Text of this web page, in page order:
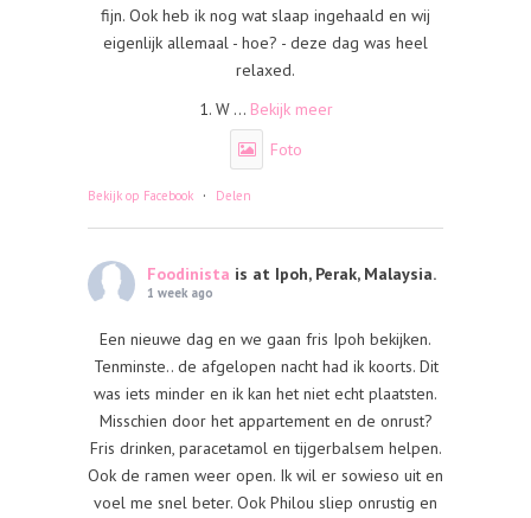
fijn. Ook heb ik nog wat slaap ingehaald en wij
eigenlijk allemaal - hoe? - deze dag was heel
relaxed.
1. W ... Bekijk meer
Foto
Bekijk op Facebook · Delen
Foodinista is at Ipoh, Perak, Malaysia.
1 week ago
Een nieuwe dag en we gaan fris Ipoh bekijken.
Tenminste.. de afgelopen nacht had ik koorts. Dit
was iets minder en ik kan het niet echt plaatsten.
Misschien door het appartement en de onrust?
Fris drinken, paracetamol en tijgerbalsem helpen.
Ook de ramen weer open. Ik wil er sowieso uit en
voel me snel beter. Ook Philou sliep onrustig en